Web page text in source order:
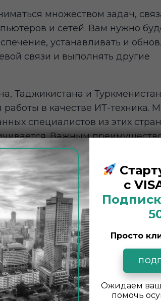
множеством задач,
и сетей. Вам нужно
устанавливать и
связи и выполнять другие
Таджикистана и
в качестве ИТ-техника.
специалистов из этих
Важным
плата и возможность
ИТ-техника в Польше, вам нужно
и обучением. Это может
в области информационных
таких как Cisco и
языком, так как это
с
Просто
Ожидаем
помочь